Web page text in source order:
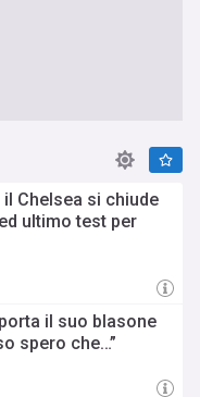
Chelsea si chiude
ultimo test per
il suo blasone
spero che…”